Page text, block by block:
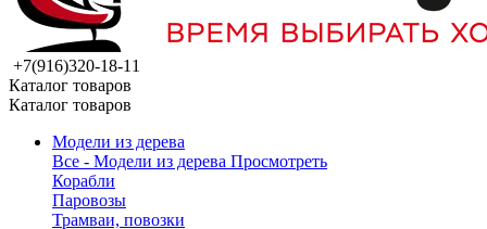
+7(916)320-18-11
Каталог товаров
Каталог товаров
Модели из дерева
Все - Модели из дерева Просмотреть
Корабли
Паровозы
Трамваи, повозки